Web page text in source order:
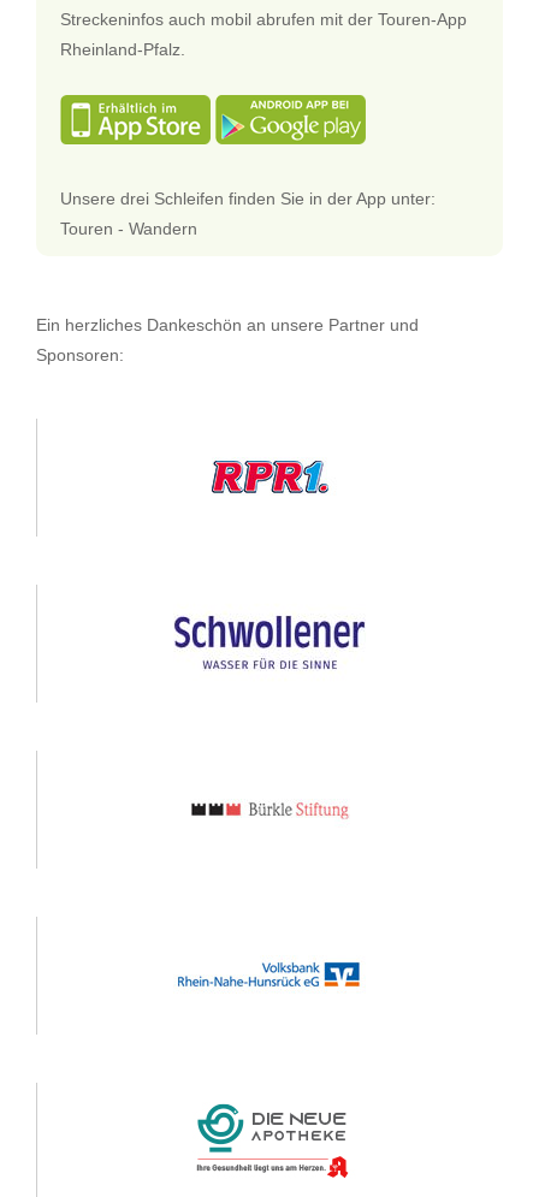
Streckeninfos auch mobil abrufen mit der Touren-App
Rheinland-Pfalz.
Unsere drei Schleifen finden Sie in der App unter:
Touren - Wandern
Ein herzliches Dankeschön an unsere Partner und
Sponsoren: